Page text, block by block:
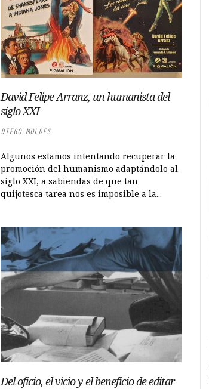
David Felipe Arranz, un humanista del
siglo XXI
DIEGO MOLDES
Algunos estamos intentando recuperar la
promoción del humanismo adaptándolo al
siglo XXI, a sabiendas de que tan
quijotesca tarea nos es imposible a la...
Del oficio, el vicio y el beneficio de editar